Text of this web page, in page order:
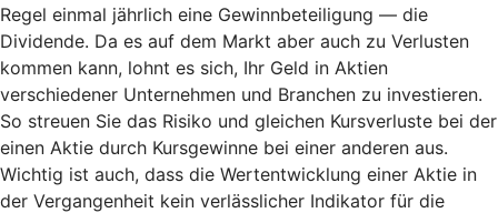
Regel einmal jährlich eine Gewinnbeteiligung — die
Dividende. Da es auf dem Markt aber auch zu Verlusten
kommen kann, lohnt es sich, Ihr Geld in Aktien
verschiedener Unternehmen und Branchen zu investieren.
So streuen Sie das Risiko und gleichen Kursverluste bei der
einen Aktie durch Kursgewinne bei einer anderen aus.
Wichtig ist auch, dass die Wertentwicklung einer Aktie in
der Vergangenheit kein verlässlicher Indikator für die